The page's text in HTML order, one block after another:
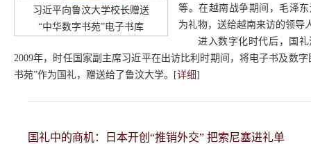
习近平向鲁汶大学校长赠送
“中华数字书苑”电子书库
等。在越南战争期间，毛泽
为礼物，送给越南来访的领导
进入数字化时代后，国
2009年，时任国家副主席习近平在出访比利时期间，将电子书及数
书苑”作为国礼，赠送给了鲁汶大学。[详细]
国礼中的商机：日本开创“推销外交” 把索尼塞进礼单